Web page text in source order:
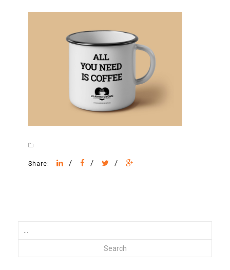
Share: / / /
Search